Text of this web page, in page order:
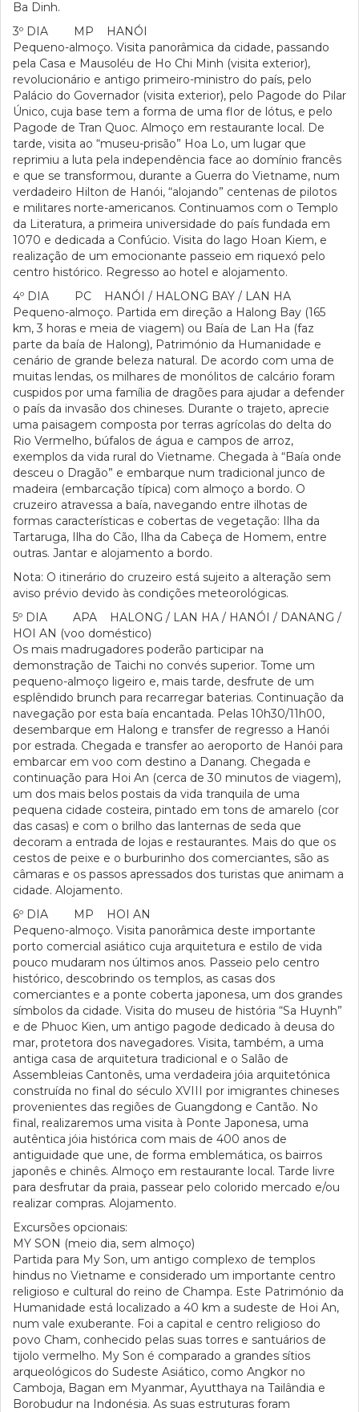
Ba Dinh.
3º DIA MP HANÓI
Pequeno-almoço. Visita panorâmica da cidade, passando
pela Casa e Mausoléu de Ho Chi Minh (visita exterior),
revolucionário e antigo primeiro-ministro do país, pelo
Palácio do Governador (visita exterior), pelo Pagode do Pilar
Único, cuja base tem a forma de uma flor de lótus, e pelo
Pagode de Tran Quoc. Almoço em restaurante local. De
tarde, visita ao “museu-prisão” Hoa Lo, um lugar que
reprimiu a luta pela independência face ao domínio francês
e que se transformou, durante a Guerra do Vietname, num
verdadeiro Hilton de Hanói, “alojando” centenas de pilotos
e militares norte-americanos. Continuamos com o Templo
da Literatura, a primeira universidade do país fundada em
1070 e dedicada a Confúcio. Visita do lago Hoan Kiem, e
realização de um emocionante passeio em riquexó pelo
centro histórico. Regresso ao hotel e alojamento.
4º DIA PC HANÓI / HALONG BAY / LAN HA
Pequeno-almoço. Partida em direção a Halong Bay (165
km, 3 horas e meia de viagem) ou Baía de Lan Ha (faz
parte da baía de Halong), Património da Humanidade e
cenário de grande beleza natural. De acordo com uma de
muitas lendas, os milhares de monólitos de calcário foram
cuspidos por uma família de dragões para ajudar a defender
o país da invasão dos chineses. Durante o trajeto, aprecie
uma paisagem composta por terras agrícolas do delta do
Rio Vermelho, búfalos de água e campos de arroz,
exemplos da vida rural do Vietname. Chegada à “Baía onde
desceu o Dragão” e embarque num tradicional junco de
madeira (embarcação típica) com almoço a bordo. O
cruzeiro atravessa a baía, navegando entre ilhotas de
formas características e cobertas de vegetação: Ilha da
Tartaruga, Ilha do Cão, Ilha da Cabeça de Homem, entre
outras. Jantar e alojamento a bordo.
Nota: O itinerário do cruzeiro está sujeito a alteração sem
aviso prévio devido às condições meteorológicas.
5º DIA APA HALONG / LAN HA / HANÓI / DANANG /
HOI AN (voo doméstico)
Os mais madrugadores poderão participar na
demonstração de Taichi no convés superior. Tome um
pequeno-almoço ligeiro e, mais tarde, desfrute de um
esplêndido brunch para recarregar baterias. Continuação da
navegação por esta baía encantada. Pelas 10h30/11h00,
desembarque em Halong e transfer de regresso a Hanói
por estrada. Chegada e transfer ao aeroporto de Hanói para
embarcar em voo com destino a Danang. Chegada e
continuação para Hoi An (cerca de 30 minutos de viagem),
um dos mais belos postais da vida tranquila de uma
pequena cidade costeira, pintado em tons de amarelo (cor
das casas) e com o brilho das lanternas de seda que
decoram a entrada de lojas e restaurantes. Mais do que os
cestos de peixe e o burburinho dos comerciantes, são as
câmaras e os passos apressados dos turistas que animam a
cidade. Alojamento.
6º DIA MP HOI AN
Pequeno-almoço. Visita panorâmica deste importante
porto comercial asiático cuja arquitetura e estilo de vida
pouco mudaram nos últimos anos. Passeio pelo centro
histórico, descobrindo os templos, as casas dos
comerciantes e a ponte coberta japonesa, um dos grandes
símbolos da cidade. Visita do museu de história “Sa Huynh”
e de Phuoc Kien, um antigo pagode dedicado à deusa do
mar, protetora dos navegadores. Visita, também, a uma
antiga casa de arquitetura tradicional e o Salão de
Assembleias Cantonês, uma verdadeira jóia arquitetónica
construída no final do século XVIII por imigrantes chineses
provenientes das regiões de Guangdong e Cantão. No
final, realizaremos uma visita à Ponte Japonesa, uma
autêntica jóia histórica com mais de 400 anos de
antiguidade que une, de forma emblemática, os bairros
japonês e chinês. Almoço em restaurante local. Tarde livre
para desfrutar da praia, passear pelo colorido mercado e/ou
realizar compras. Alojamento.
Excursões opcionais:
MY SON (meio dia, sem almoço)
Partida para My Son, um antigo complexo de templos
hindus no Vietname e considerado um importante centro
religioso e cultural do reino de Champa. Este Património da
Humanidade está localizado a 40 km a sudeste de Hoi An,
num vale exuberante. Foi a capital e centro religioso do
povo Cham, conhecido pelas suas torres e santuários de
tijolo vermelho. My Son é comparado a grandes sítios
arqueológicos do Sudeste Asiático, como Angkor no
Camboja, Bagan em Myanmar, Ayutthaya na Tailândia e
Borobudur na Indonésia. As suas estruturas foram